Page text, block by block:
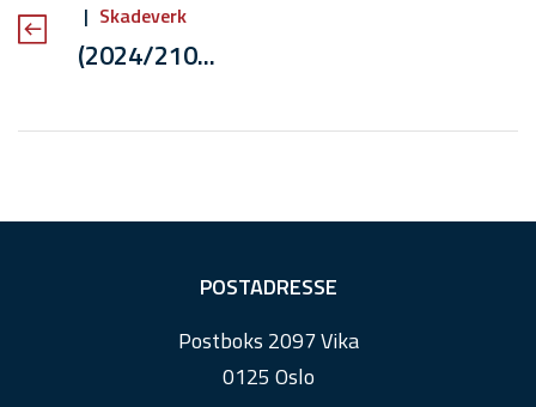
Skadeverk
(2024/210...
POSTADRESSE
Postboks 2097 Vika
0125 Oslo